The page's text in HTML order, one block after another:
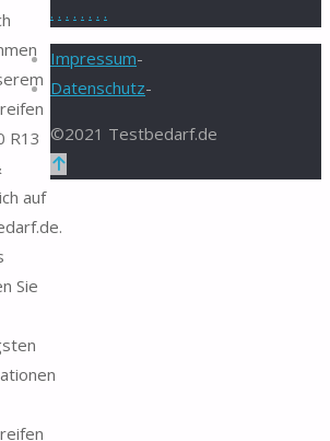
R13
auf
Sie
. . . . . . . .
Impressum-
Datenschutz-
©2021 Testbedarf.de
Zurück
oben